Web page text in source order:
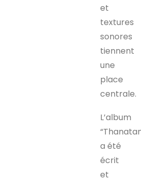
et
textures
sonores
tiennent
une
place
centrale.
L’album
a été
écrit
et